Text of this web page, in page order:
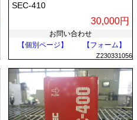
SEC-410
30,000円
お問い合わせ
【個別ページ】
【フォーム】
Z230331056